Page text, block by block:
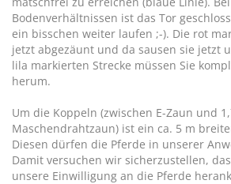
Bodenverhältnissen ist das Tor
ein bisschen weiter laufen ;-). Die rot
jetzt abgezäunt und da sausen sie jetzt
lila markierten Strecke müssen Sie
herum.
Um die Koppeln (zwischen E-Zaun und
Maschendrahtzaun) ist ein ca. 5 m
Diesen dürfen die Pferde in unserer
Damit versuchen wir sicherzustellen,
unsere Einwilligung an die Pferde